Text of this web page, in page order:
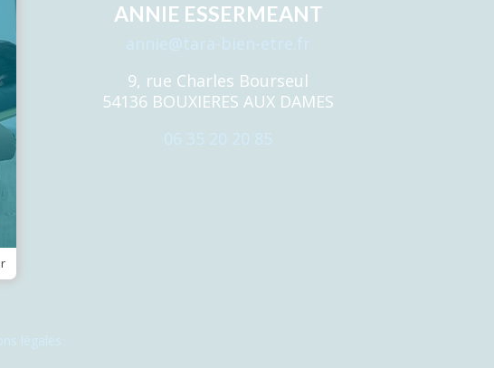
ANNIE ESSERMEANT
annie@tara-bien-etre.fr
9, rue Charles Bourseul
54136 BOUXIERES AUX DAMES
06 35 20 20 85
légales